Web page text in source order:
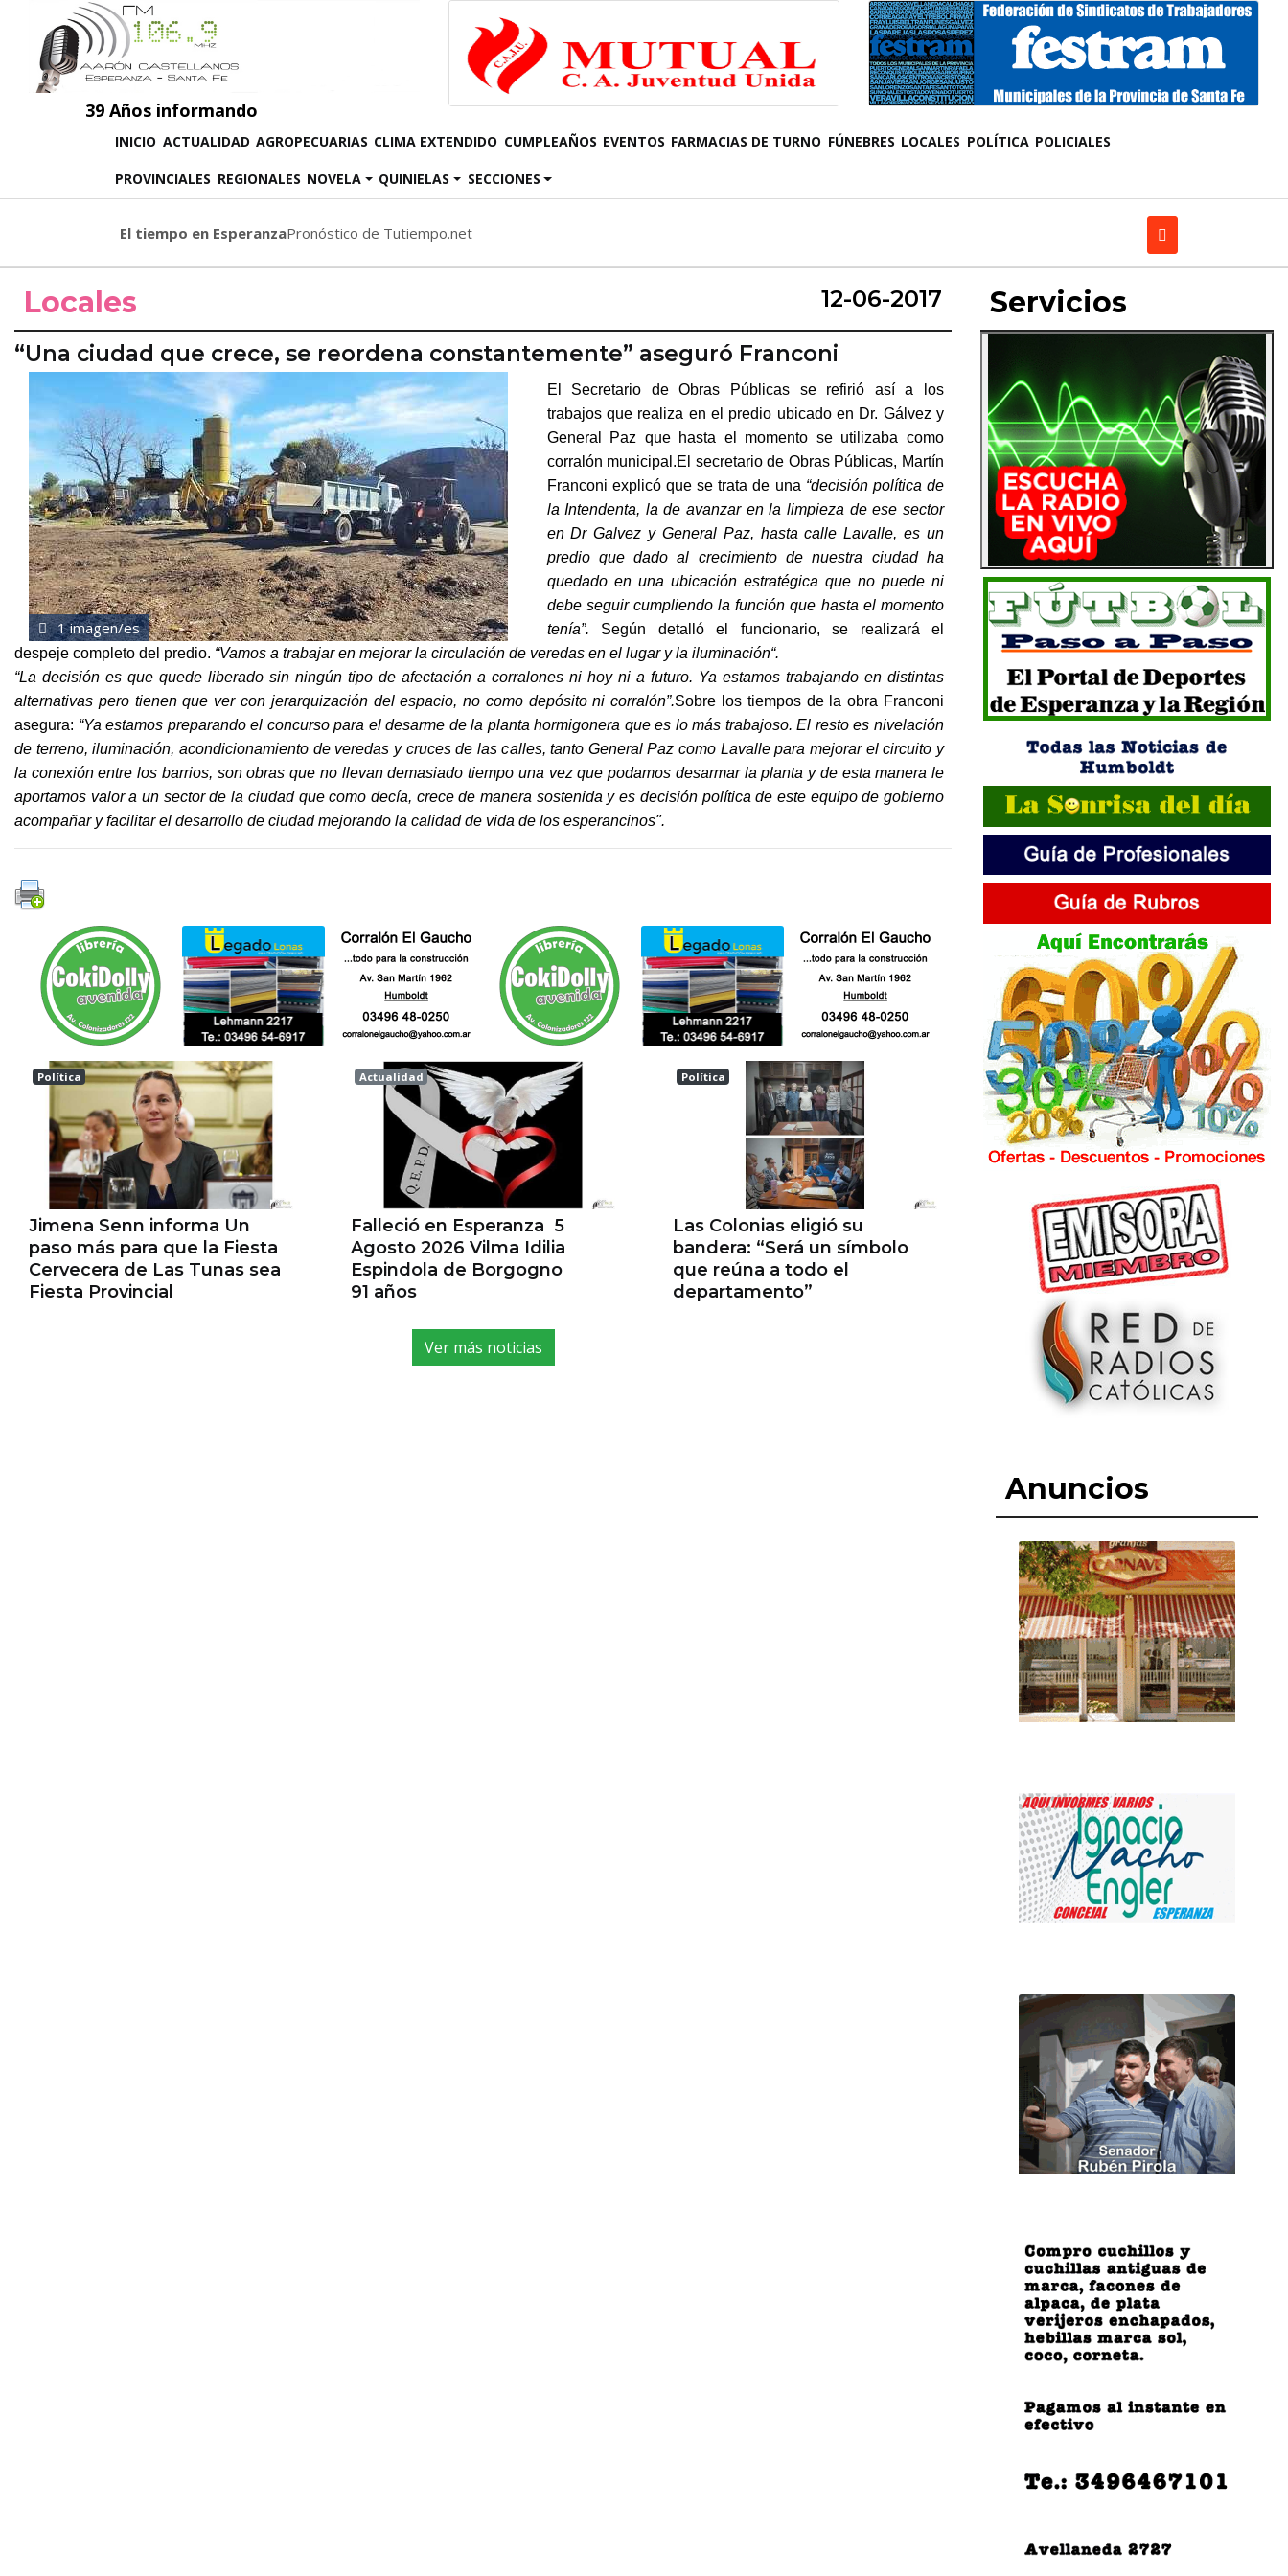
39 Años informando
INICIO (CURRENT)
ACTUALIDAD AGROPECUARIAS CLIMA EXTENDIDO CUMPLEAÑOS EVENTOS FARMACIAS DE TURNO FÚNEBRES LOCALES POLÍTICA POLICIALES
PROVINCIALES REGIONALES NOVELA QUINIELAS SECCIONES
El tiempo en EsperanzaPronóstico de Tutiempo.net
Locales 12-06-2017
“Una ciudad que crece, se reordena constantemente” aseguró Franconi
1 imagen/es
El Secretario de Obras Públicas se refirió así a los
trabajos que realiza en el predio ubicado en Dr. Gálvez y
General Paz que hasta el momento se utilizaba como
corralón municipal.El secretario de Obras Públicas, Martín
Franconi explicó que se trata de una “decisión política de
la Intendenta, la de avanzar en la limpieza de ese sector
en Dr Galvez y General Paz, hasta calle Lavalle, es un
predio que dado al crecimiento de nuestra ciudad ha
quedado en una ubicación estratégica que no puede ni
debe seguir cumpliendo la función que hasta el momento
tenía”. Según detalló el funcionario, se realizará el
despeje completo del predio. “Vamos a trabajar en mejorar la circulación de veredas en el lugar y la iluminación“.
“La decisión es que quede liberado sin ningún tipo de afectación a corralones ni hoy ni a futuro. Ya estamos trabajando en distintas
alternativas pero tienen que ver con jerarquización del espacio, no como depósito ni corralón”.Sobre los tiempos de la obra Franconi
asegura: “Ya estamos preparando el concurso para el desarme de la planta hormigonera que es lo más trabajoso. El resto es nivelación
de terreno, iluminación, acondicionamiento de veredas y cruces de las calles, tanto General Paz como Lavalle para mejorar el circuito y
la conexión entre los barrios, son obras que no llevan demasiado tiempo una vez que podamos desarmar la planta y de esta manera le
aportamos valor a un sector de la ciudad que como decía, crece de manera sostenida y es decisión política de este equipo de gobierno
acompañar y facilitar el desarrollo de ciudad mejorando la calidad de vida de los esperancinos".
Política
Jimena Senn informa Un
paso más para que la Fiesta
Cervecera de Las Tunas sea
Fiesta Provincial
Actualidad
Esperanza
Falleció en Esperanza 5
Agosto 2026 Vilma Idilia
Espindola de Borgogno
91 años
Política
Las Colonias
Las Colonias eligió su
bandera: “Será un símbolo
que reúna a todo el
departamento”
Ver más noticias
Servicios
Anuncios